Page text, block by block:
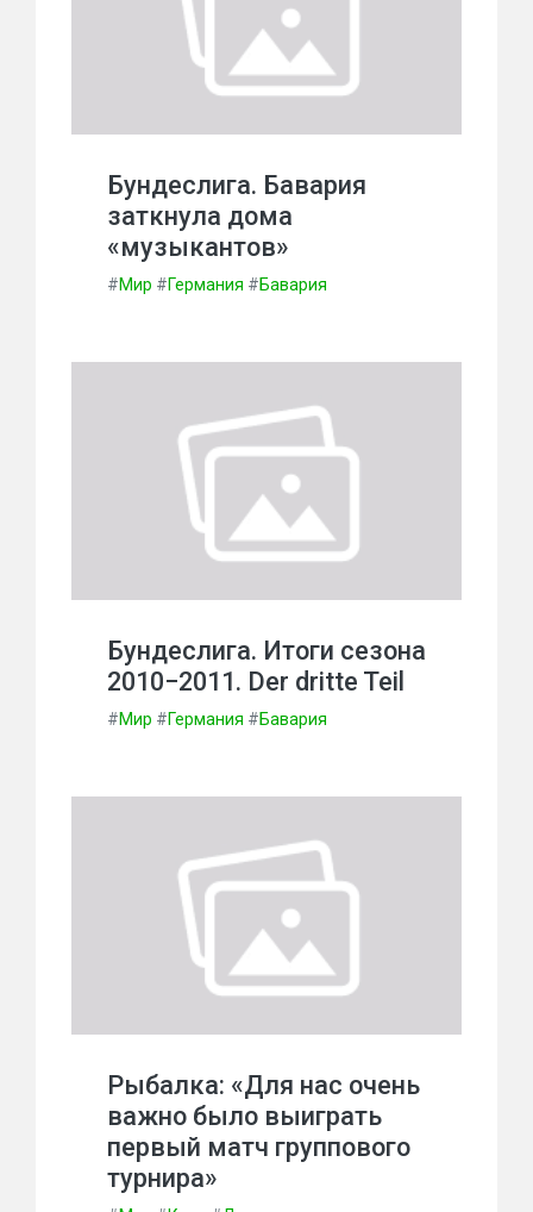
Бундеслига. Бавария
заткнула дома
«музыкантов»
#Мир #Германия #Бавария
Бундеслига. Итоги сезона
2010−2011. Der dritte Teil
#Мир #Германия #Бавария
Рыбалка: «Для нас очень
важно было выиграть
первый матч группового
турнира»